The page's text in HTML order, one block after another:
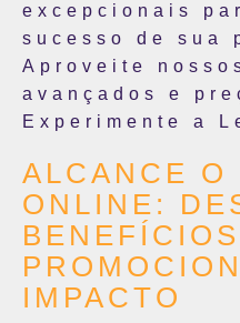
excepcionais
sucesso de sua
Aproveite
avançados e
Experimente a
ALCANCE O
ONLINE:
IMPACTO